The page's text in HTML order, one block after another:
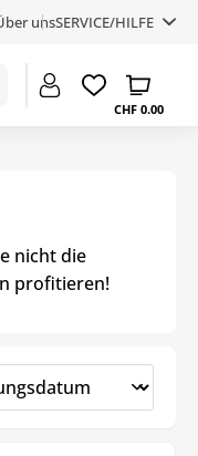
unsSERVICE/HILFE
CHF 0.00
nicht die
profitieren!